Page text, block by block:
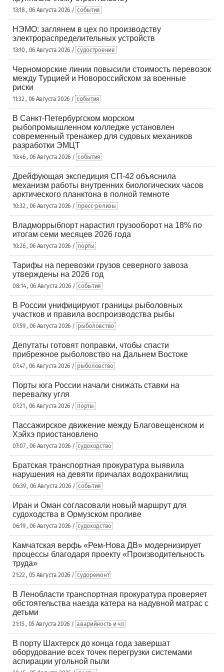
13:18 , 06 Августа 2026 / события
НЭМО: заглянем в цех по производству
электрораспределительных устройств
13:10 , 06 Августа 2026 / судостроение
Черноморские линии повысили стоимость перевозок
между Турцией и Новороссийском за военные
риски
11:32 , 06 Августа 2026 / события
В Санкт-Петербургском морском
рыбопромышленном колледже установлен
современный тренажер для судовых механиков
разработки ЭМЦТ
10:46 , 06 Августа 2026 / события
Дрейфующая экспедиция СП-42 объяснила
механизм работы внутренних биологических часов
арктического планктона в полной темноте
10:32 , 06 Августа 2026 / пресс-релизы
Владморрыбпорт нарастил грузооборот на 18% по
итогам семи месяцев 2026 года
10:26 , 06 Августа 2026 / порты
Тарифы на перевозки грузов северного завоза
утверждены на 2026 год
08:14 , 06 Августа 2026 / события
В России унифицируют границы рыболовных
участков и правила воспроизводства рыбы
07:59 , 06 Августа 2026 / рыболовство
Депутаты готовят поправки, чтобы спасти
прибрежное рыболовство на Дальнем Востоке
07:47 , 06 Августа 2026 / рыболовство
Порты юга России начали снижать ставки на
перевалку угля
07:21 , 06 Августа 2026 / порты
Пассажирское движение между Благовещенском и
Хэйхэ приостановлено
07:07 , 06 Августа 2026 / судоходство
Братская транспортная прокуратура выявила
нарушения на девяти причалах водохранилищ
06:39 , 06 Августа 2026 / события
Иран и Оман согласовали новый маршрут для
судоходства в Ормузском проливе
06:19 , 06 Августа 2026 / судоходство
Камчатская верфь «Рем-Нова ДВ» модернизирует
процессы благодаря проекту «Производительность
труда»
21:22 , 05 Августа 2026 / судоремонт
В Ленобласти транспортная прокуратура проверяет
обстоятельства наезда катера на надувной матрас с
детьми
21:15 , 05 Августа 2026 / аварийность и чп
В порту Шахтерск до конца года завершат
оборудование всех точек перегрузки системами
аспирации угольной пыли